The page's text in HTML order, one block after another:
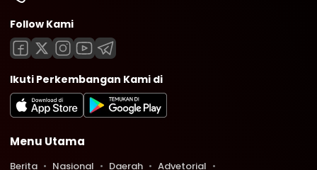
Follow Kami
Ikuti Perkembangan Kami di
Menu Utama
Berita Nasional Daerah
Advetorial